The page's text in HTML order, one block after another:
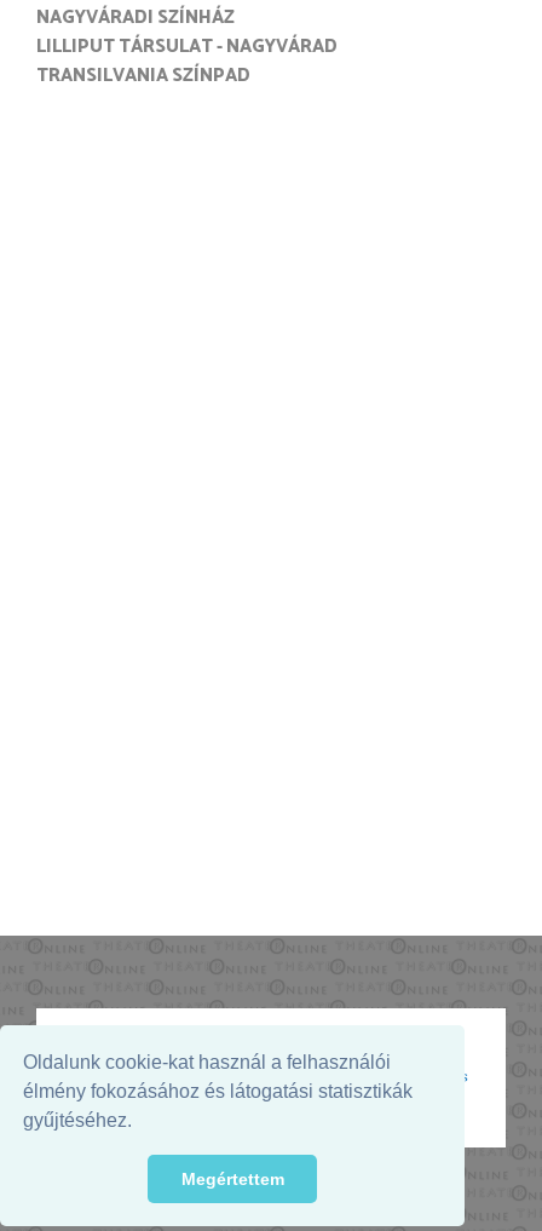
Oldalunk cookie-kat használ a felhasználói
élmény fokozásához és látogatási statisztikák
gyűjtéséhez.
Megértettem
NAGYVÁRADI SZÍNHÁZ
LILLIPUT TÁRSULAT - NAGYVÁRAD
TRANSILVANIA SZÍNPAD
Az oldal megjelenését támogatja:
© 2026. - THEATER Online -theater.hu